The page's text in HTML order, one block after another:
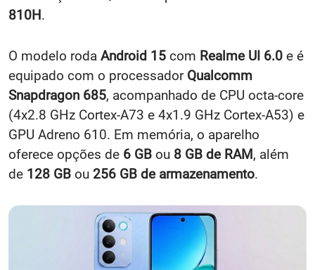
810H.
O modelo roda Android 15 com Realme UI 6.0 e é
equipado com o processador Qualcomm
Snapdragon 685, acompanhado de CPU octa-core
(4x2.8 GHz Cortex-A73 e 4x1.9 GHz Cortex-A53) e
GPU Adreno 610. Em memória, o aparelho
oferece opções de 6 GB ou 8 GB de RAM, além
de 128 GB ou 256 GB de armazenamento.